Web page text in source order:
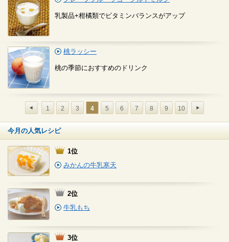
乳製品+柑橘類でビタミンバランスがアップ
桃ラッシー
桃の季節におすすめのドリンク
1 2 3 4 5 6 7 8 9 10
今月の人気レシピ
1位
みかんの牛乳寒天
2位
牛乳もち
3位